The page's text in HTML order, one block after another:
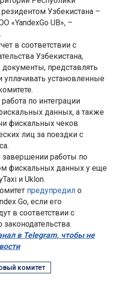
Узбекистана –
«YandexGo UB», –
в соответствии с
Узбекистана,
представлять
уплачивать установленные
по интеграции
данных, а также
фискальных чеков
лиц за поездки с
работы по
фискальных данных у еще
и Uklon.
предупредил о
Go, если его
в соответствии с
в Telegram, чтобы не
комитет